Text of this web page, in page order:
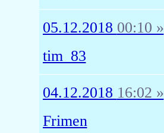
05.12.2018 00:10 »
tim_83
04.12.2018 16:02 »
Frimen